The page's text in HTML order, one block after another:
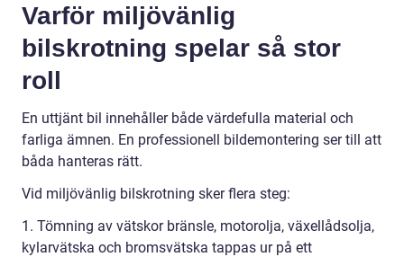
Varför miljövänlig
bilskrotning spelar så stor
roll
En uttjänt bil innehåller både värdefulla material och
farliga ämnen. En professionell bildemontering ser till att
båda hanteras rätt.
Vid miljövänlig bilskrotning sker flera steg:
1. Tömning av vätskor bränsle, motorolja, växellådsolja,
kylarvätska och bromsvätska tappas ur på ett